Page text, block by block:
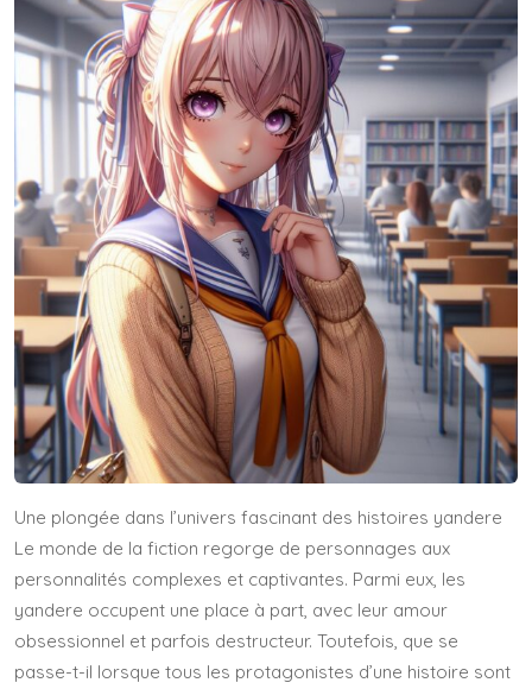
Une plongée dans l’univers fascinant des histoires yandere
Le monde de la fiction regorge de personnages aux
personnalités complexes et captivantes. Parmi eux, les
yandere occupent une place à part, avec leur amour
obsessionnel et parfois destructeur. Toutefois, que se
passe-t-il lorsque tous les protagonistes d’une histoire sont